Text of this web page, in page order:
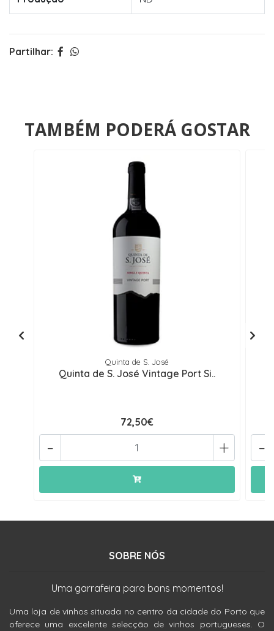
Partilhar:
TAMBÉM PODERÁ GOSTAR
Quinta de S. José
Quinta de S. José Vintage Port Si..
72,50€
+
- -
SOBRE NÓS
Uma garrafeira para bons momentos!
Uma loja de vinhos situada no centro da cidade do Porto que
oferece uma excelente selecção de vinhos portugueses. O